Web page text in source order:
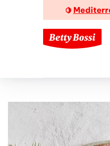
🍋